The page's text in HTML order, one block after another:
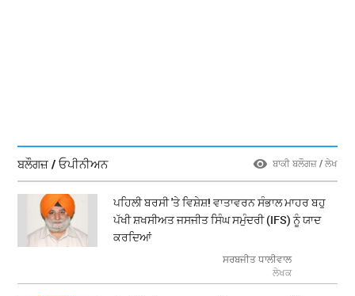
ਬਲੌਗਜ਼ / ਓਪੀਨੀਅਨ ਬਾਕੀ ਬਲੌਗਜ਼ / ਲੇਖ
ਪਹਿਲੀ ਬਰਸੀ 'ਤੇ ਵਿਸ਼ੇਸ਼! ਵਾਤਾਵਰਨ ਸੰਭਾਲ ਮਾਹਰ ਬਹੁ
ਪੱਖੀ ਸ਼ਖਸੀਅਤ ਜਸਜੀਤ ਸਿੰਘ ਸਮੁੰਦਰੀ (IFS) ਨੂੰ ਯਾਦ
ਕਰਦਿਆਂ
ਸਰਬਜੀਤ ਧਾਲੀਵਾਲ
ਲੇਖਕ